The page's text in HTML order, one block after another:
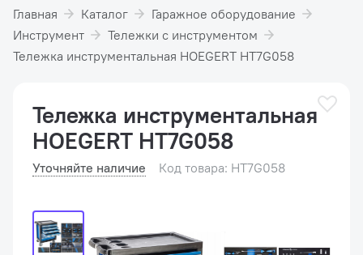
Главная Каталог
Гаражное оборудование
Инструмент
Тележки с инструментом
Тележка инструментальная HOEGERT HT7G058
Тележка инструментальная
HOEGERT HT7G058
Уточняйте наличие Код товара: HT7G058